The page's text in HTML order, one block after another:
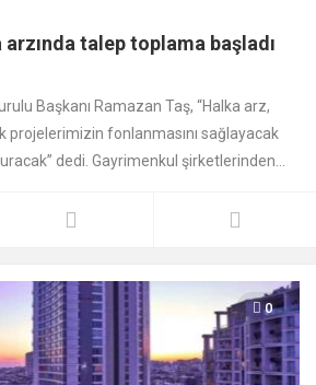
arzında talep toplama başladı
Başkanı Ramazan Taş, “Halka arz,
projelerimizin fonlanmasını sağlayacak
dedi. Gayrimenkul şirketlerinden...
0